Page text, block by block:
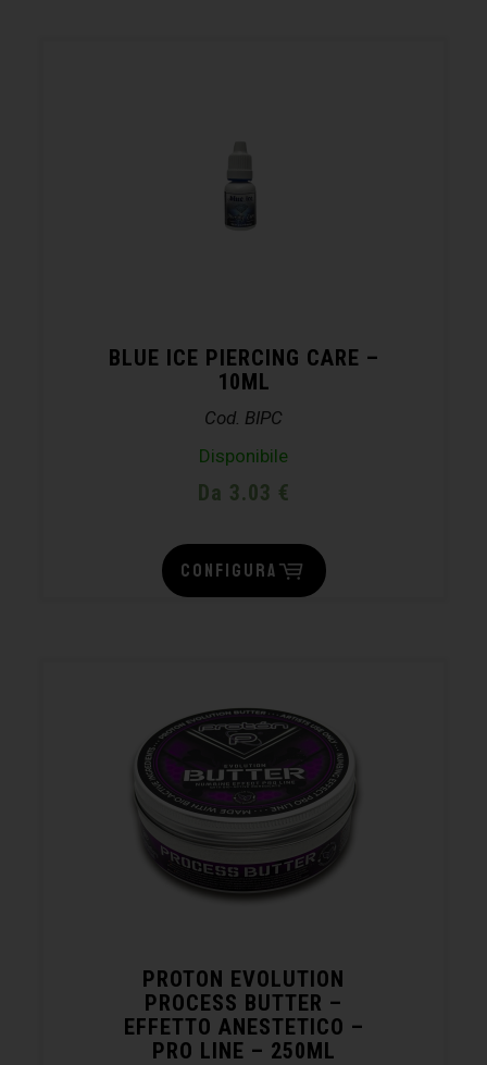
BLUE ICE PIERCING CARE –
10ML
Cod. BIPC
Disponibile
Da 3.03 €
CONFIGURA
PROTON EVOLUTION
PROCESS BUTTER –
EFFETTO ANESTETICO –
PRO LINE – 250ML